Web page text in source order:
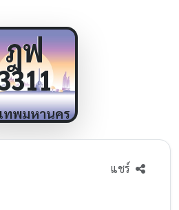
ฎฟ
ทพมหานคร
แชร์